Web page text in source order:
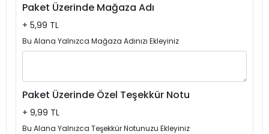
Paket Üzerinde Mağaza Adı
+ 5,99 TL
Bu Alana Yalnızca Mağaza Adınızı Ekleyiniz
Paket Üzerinde Özel Teşekkür Notu
+ 9,99 TL
Bu Alana Yalnızca Teşekkür Notunuzu Ekleyiniz